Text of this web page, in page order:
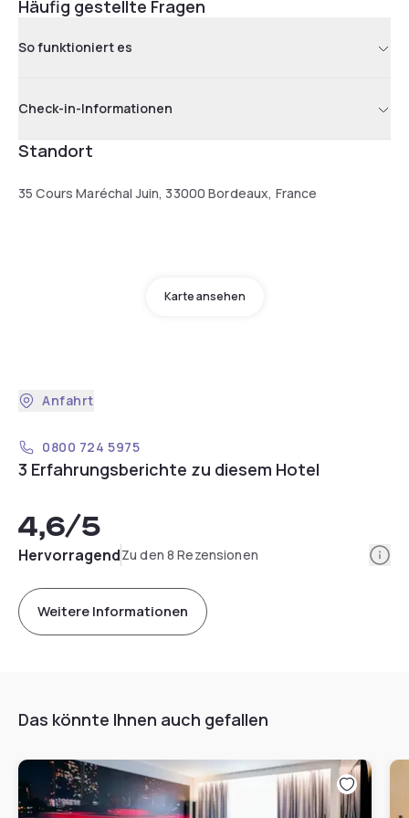
Häufig gestellte Fragen
So funktioniert es
Check-in-Informationen
Standort
35 Cours Maréchal Juin, 33000 Bordeaux, France
Karte ansehen
Anfahrt
0800 724 5975
3 Erfahrungsberichte zu diesem Hotel
4,6/5
HervorragendZu den 8 Rezensionen
Weitere Informationen
Das könnte Ihnen auch gefallen